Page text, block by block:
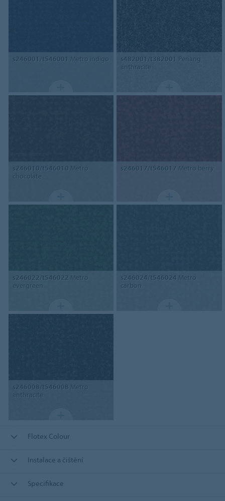
s246001/t546001 Metro indigo s482001/t382001 Penang
anthracite
s246010/t546010 Metro
chocolate
s246017/t546017 Metro berry
s246022/t546022 Metro
evergreen
s246024/t546024 Metro
carbon
s246008/t546008 Metro
anthracite
Flotex Colour
Instalace a čištění
Specifikace